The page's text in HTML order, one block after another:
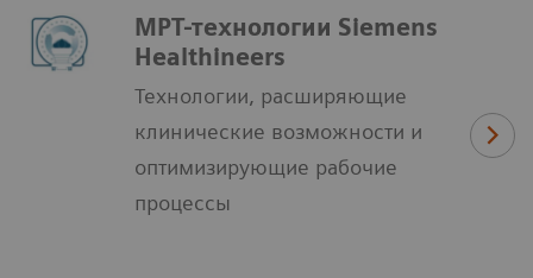
МРТ-технологии Siemens
Healthineers
Технологии, расширяющие
клинические возможности и
оптимизирующие рабочие
процессы